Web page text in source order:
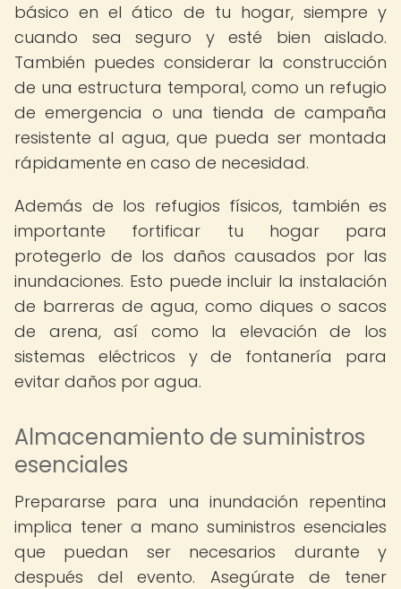
básico en el ático de tu hogar, siempre y
cuando sea seguro y esté bien aislado.
También puedes considerar la construcción
de una estructura temporal, como un refugio
de emergencia o una tienda de campaña
resistente al agua, que pueda ser montada
rápidamente en caso de necesidad.
Además de los refugios físicos, también es
importante fortificar tu hogar para
protegerlo de los daños causados ​​por las
inundaciones. Esto puede incluir la instalación
de barreras de agua, como diques o sacos
de arena, así como la elevación de los
sistemas eléctricos y de fontanería para
evitar daños por agua.
Almacenamiento de suministros
esenciales
Prepararse para una inundación repentina
implica tener a mano suministros esenciales
que puedan ser necesarios durante y
después del evento. Asegúrate de tener